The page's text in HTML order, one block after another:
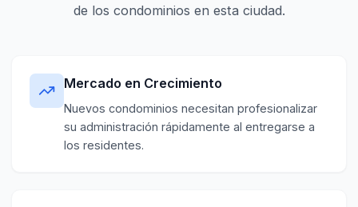
de los condominios en esta ciudad.
Mercado en Crecimiento
Nuevos condominios necesitan profesionalizar
su administración rápidamente al entregarse a
los residentes.